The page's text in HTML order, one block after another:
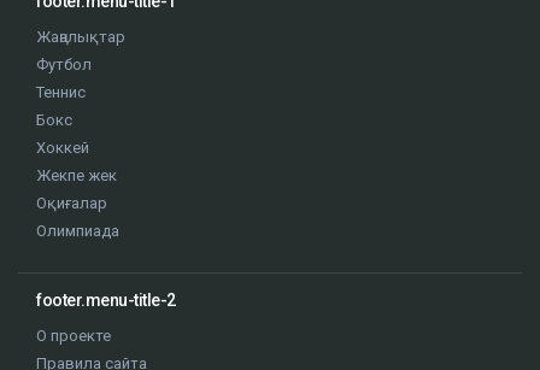
Жаңалықтар
Футбол
Теннис
Бокс
Хоккей
Жекпе жек
Оқиғалар
Олимпиада
footer.menu-title-2
О проекте
Правила сайта